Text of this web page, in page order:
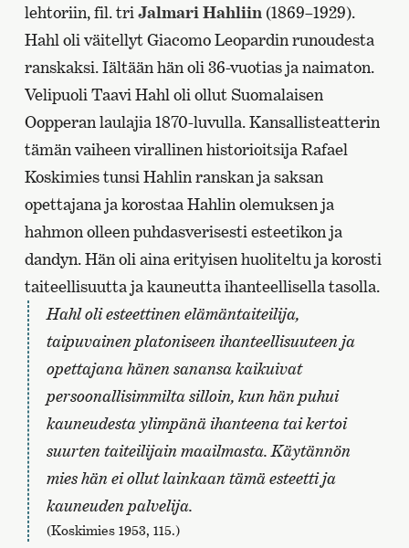
lehtoriin, fil. tri Jalmari Hahliin (1869–1929).
Hahl oli väitellyt Giacomo Leopardin runoudesta
ranskaksi. Iältään hän oli 36-vuotias ja naimaton.
Velipuoli Taavi Hahl oli ollut Suomalaisen
Oopperan laulajia 1870-luvulla. Kansallisteatterin
tämän vaiheen virallinen historioitsija Rafael
Koskimies tunsi Hahlin ranskan ja saksan
opettajana ja korostaa Hahlin olemuksen ja
hahmon olleen puhdasverisesti esteetikon ja
dandyn. Hän oli aina erityisen huoliteltu ja korosti
taiteellisuutta ja kauneutta ihanteellisella tasolla.
Hahl oli esteettinen elämäntaiteilija,
taipuvainen platoniseen ihanteellisuuteen ja
opettajana hänen sanansa kaikuivat
persoonallisimmilta silloin, kun hän puhui
kauneudesta ylimpänä ihanteena tai kertoi
suurten taiteilijain maailmasta. Käytännön
mies hän ei ollut lainkaan tämä esteetti ja
kauneuden palvelija.
(Koskimies 1953, 115.)